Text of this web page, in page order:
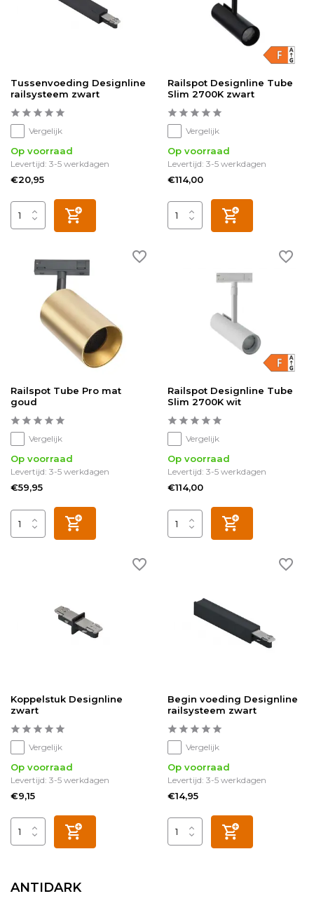
Tussenvoeding Designline
railsysteem zwart
Vergelijk
Op voorraad
Levertijd: 3-5 werkdagen
€20,95
Railspot Designline Tube
Slim 2700K zwart
Vergelijk
Op voorraad
Levertijd: 3-5 werkdagen
€114,00
Railspot Tube Pro mat
goud
Vergelijk
Op voorraad
Levertijd: 3-5 werkdagen
€59,95
Railspot Designline Tube
Slim 2700K wit
Vergelijk
Op voorraad
Levertijd: 3-5 werkdagen
€114,00
Koppelstuk Designline
zwart
Vergelijk
Op voorraad
Levertijd: 3-5 werkdagen
€9,15
Begin voeding Designline
railsysteem zwart
Vergelijk
Op voorraad
Levertijd: 3-5 werkdagen
€14,95
ANTIDARK